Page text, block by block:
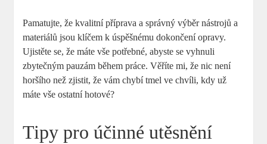
Pamatujte, že kvalitní příprava a správný výběr nástrojů a
materiálů jsou klíčem k úspěšnému dokončení opravy.
Ujistěte se, že máte vše potřebné, abyste se vyhnuli
zbytečným pauzám během práce. Věříte mi, že nic není
horšího než zjistit, že vám chybí tmel ve chvíli, kdy už
máte vše ostatní hotové?
Tipy pro účinné utěsnění